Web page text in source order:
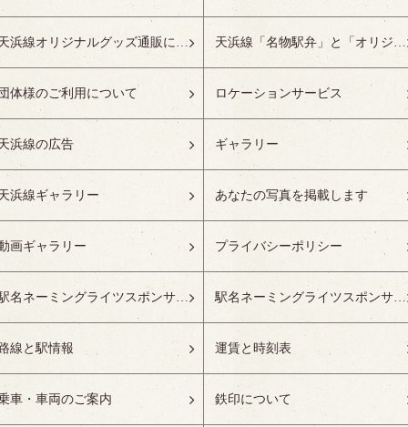
天浜線オリジナルグッズ通販について 天浜線「名物駅弁」と「オリジナルグッズ」
体様のご利用について ロケーションサービス
浜線の広告 ギャラリー
浜線ギャラリー あなたの写真を掲載します
画ギャラリー プライバシーポリシー
駅名ネーミングライツスポンサーの募集開始 駅名ネーミングライツスポンサー紹介
線と駅情報 運賃と時刻表
車・車両のご案内 鉄印について